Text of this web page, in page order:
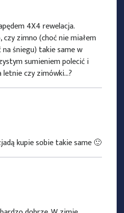
4X4 rewelacja.
czy zimno (choć nie miałem
śniegu) takie same w
sumieniem polecić i
czy zimówki…?
kupie sobie takie same 🙂